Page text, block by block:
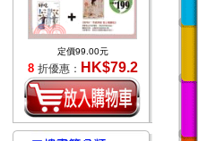
定價99.00元
8 折優惠： HK$79.2